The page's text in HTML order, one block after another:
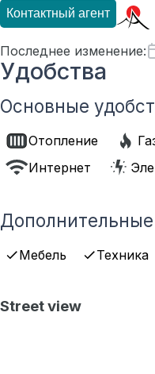
Контактный агент
Последнее изменение:
Удобства
Основные
Отопление
Интернет
Дополнительные
Мебель Техника
Street view